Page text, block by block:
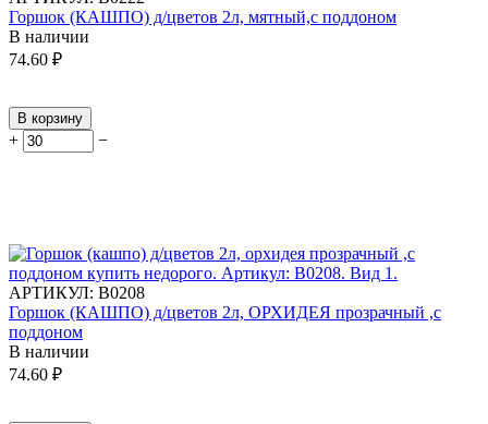
Горшок (КАШПО) д/цветов 2л, мятный,с поддоном
В наличии
74.60 ₽
В корзину
+ −
АРТИКУЛ: В0208
Горшок (КАШПО) д/цветов 2л, ОРХИДЕЯ прозрачный ,с
поддоном
В наличии
74.60 ₽